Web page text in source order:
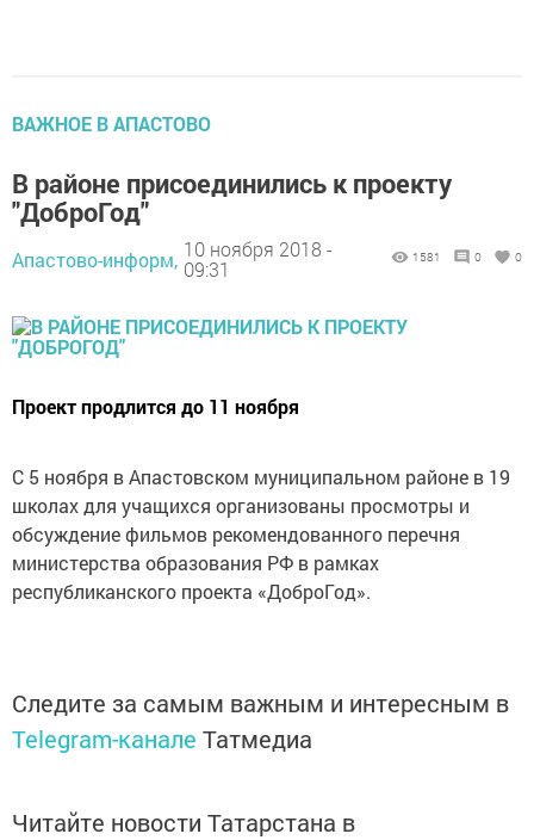
ВАЖНОЕ В АПАСТОВО
В районе присоединились к проекту
"ДоброГод"
Апастово-информ, 10 ноября 2018 -
09:31
1581 0 0
Проект продлится до 11 ноября
С 5 ноября в Апастовском муниципальном районе в 19
школах для учащихся организованы просмотры и
обсуждение фильмов рекомендованного перечня
министерства образования РФ в рамках
республиканского проекта «ДоброГод».
Следите за самым важным и интересным в
Telegram-канале Татмедиа
Читайте новости Татарстана в